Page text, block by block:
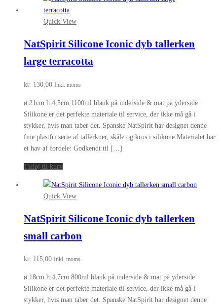
Quick View
NatSpirit Silicone Iconic dyb tallerken
large terracotta
kr. 130,00 Inkl. moms
ø:21cm h:4,5cm 1100ml blank på inderside & mat på yderside
Silikone er det perfekte materiale til service, der ikke må gå i
stykker, hvis man taber det. Spanske NatSpirit har designet denne
fine plastfri serie af tallerkner, skåle og krus i silikone Materialet har
et hav af fordele: Godkendt til […]
Tilføj til kurv
Quick View
NatSpirit Silicone Iconic dyb tallerken
small carbon
kr. 115,00 Inkl. moms
ø:18cm h:4,7cm 800ml blank på inderside & mat på yderside
Silikone er det perfekte materiale til service, der ikke må gå i
stykker, hvis man taber det. Spanske NatSpirit har designet denne